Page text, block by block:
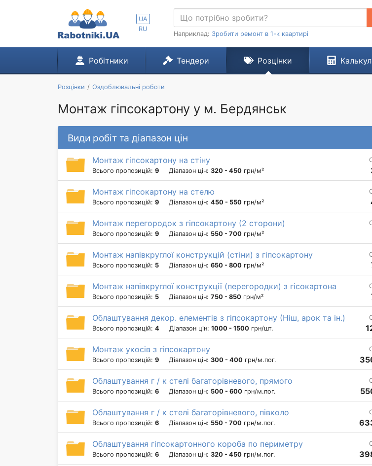
UA
RU
Наприклад: Зробити ремонт в 1-к квартирі
Робітники Тендери Розцінки
Розцінки Оздоблювальні роботи
Монтаж гіпсокартону у м. Бердянськ
Види робіт та діапазон цін
Монтаж гіпсокартону на стіну
Всього пропозицій: 9 Діапазон цін: 320 - 450 грн/м²
Монтаж гіпсокартону на стелю
Всього пропозицій: 9 Діапазон цін: 450 - 550 грн/м²
Монтаж перегородок з гіпсокартону (2 сторони)
Всього пропозицій: 9 Діапазон цін: 550 - 700 грн/м²
Монтаж напівкруглої конструкцій (стіни) з гіпсокартону
Всього пропозицій: 5 Діапазон цін: 650 - 800 грн/м²
Монтаж напівкруглої конструкції (перегородки) з гісокартона
Всього пропозицій: 5 Діапазон цін: 750 - 850 грн/м²
Облаштування декор. елементів з гіпсокартону (Ніш, арок та ін.)
Всього пропозицій: 4 Діапазон цін: 1000 - 1500 грн/шт.
Монтаж укосів з гіпсокартону
Всього пропозицій: 9 Діапазон цін: 300 - 400 грн/м.пог.
Облаштування г / к стелі багаторівневого, прямого
Всього пропозицій: 6 Діапазон цін: 500 - 600 грн/м.пог.
Облаштування г / к стелі багаторівневого, півколо
Всього пропозицій: 6 Діапазон цін: 550 - 700 грн/м.пог.
Облаштування гіпсокартонного короба по периметру
Всього пропозицій: 6 Діапазон цін: 320 - 450 грн/м.пог.